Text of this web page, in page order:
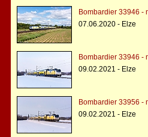
Bombardier 33946 -
07.06.2020 - Elze
Bombardier 33946 -
09.02.2021 - Elze
Bombardier 33956 -
09.02.2021 - Elze